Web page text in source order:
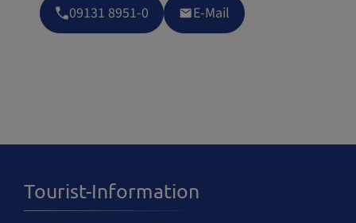
09131 8951-0 E-Mail
Tourist-Information